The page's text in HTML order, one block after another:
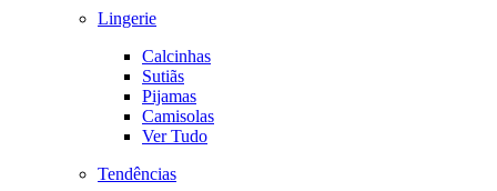
Lingerie
Calcinhas
Sutiãs
Pijamas
Camisolas
Ver Tudo
Tendências